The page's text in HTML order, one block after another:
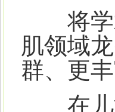
将学术
肌领域
群、更
在儿童